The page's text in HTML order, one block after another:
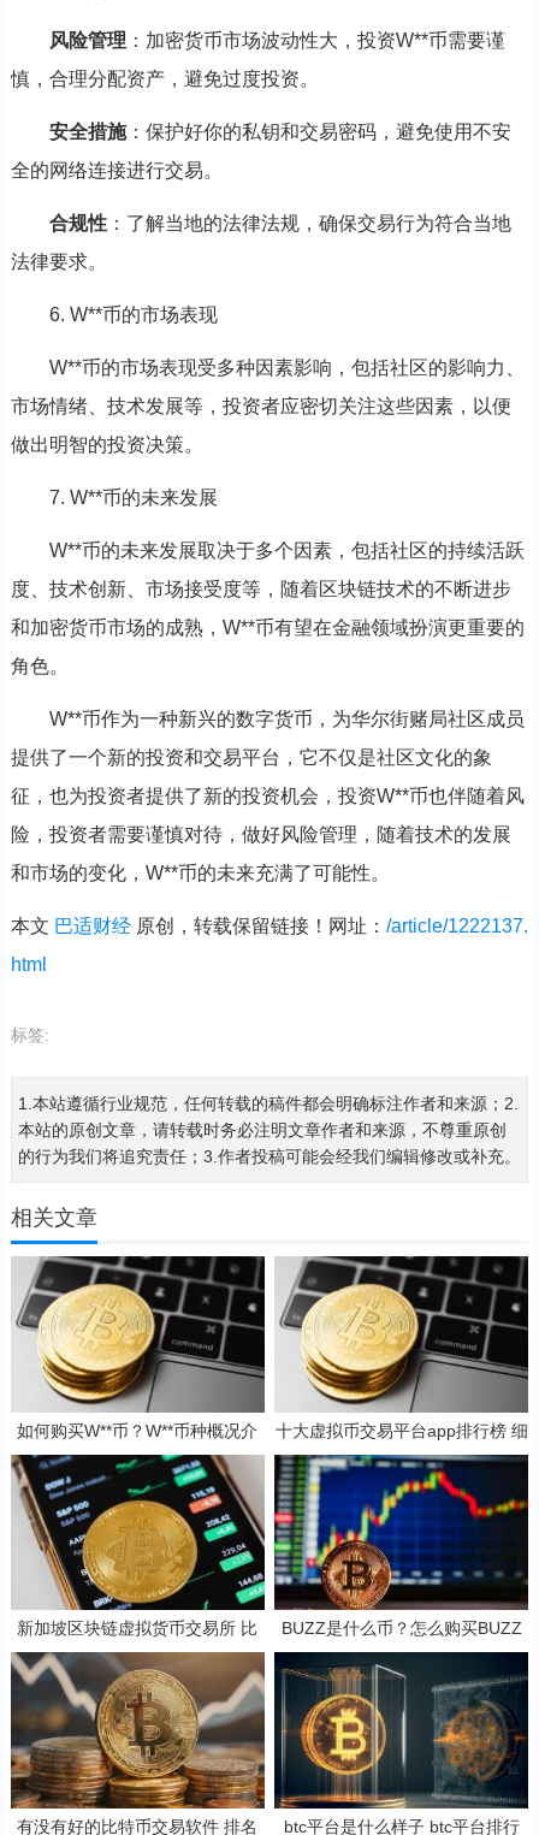
风险管理 ：加密货币市场波动性大，投资W**币需要谨
慎，合理分配资产，避免过度投资。
安全措施：保护好你的私钥和交易密码，避免使用不安
全的网络连接进行交易。
合规性：了解当地的法律法规，确保交易行为符合当地
法律要求。
6. W**币的市场表现
W**币的市场表现受多种因素影响，包括社区的影响力、
市场情绪、技术发展等，投资者应密切关注这些因素，以便
做出明智的投资决策。
7. W**币的未来发展
W**币的未来发展取决于多个因素，包括社区的持续活跃
度、技术创新、市场接受度等，随着区块链技术的不断进步
和加密货币市场的成熟，W**币有望在金融领域扮演更重要的
角色。
W**币作为一种新兴的数字货币，为华尔街赌局社区成员
提供了一个新的投资和交易平台，它不仅是社区文化的象
征，也为投资者提供了新的投资机会，投资W**币也伴随着风
险，投资者需要谨慎对待，做好风险管理，随着技术的发展
和市场的变化，W**币的未来充满了可能性。
本文 巴适财经原创，转载保留链接！网址： /article/1222137.
html
标签:
1.本站遵循行业规范，任何转载的稿件都会明确标注作者和来源；2.
本站的原创文章，请转载时务必注明文章作者和来源，不尊重原创
的行为我们将追究责任；3.作者投稿可能会经我们编辑修改或补充。
相关文章
如何购买W**币？W**币种概况介
绍
十大虚拟币交易平台app排行榜 细
数
新加坡区块链虚拟货币交易所 比
特币交易平台app排行
BUZZ是什么币？怎么购买BUZZ
币？BUZZ币官网总量和币种概念
介绍
有没有好的比特币交易软件 排名 btc平台是什么样子 btc平台排行